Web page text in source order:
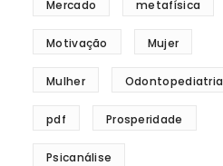
Mercado metafísica
Motivação Mujer
Mulher Odontopediatria
pdf Prosperidade
Psicanálise